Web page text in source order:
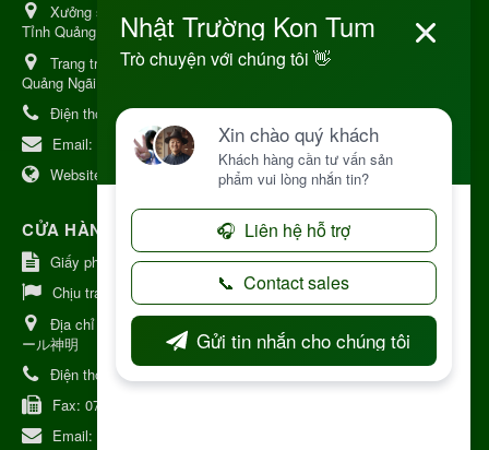
Xưởng sản xuất:
Tỉnh Quảng Ngải
Trang trại Dược Liệu Hữu Cơ:Khu 37 Hộ Xã Măng Đen Tỉnh
Quảng Ngãi
Điện thoại:+84 906968923
Email:
kinhdoanh@nhattruongkontum.com
Website:
https://www.nhattruongkontum.com
CỬA HÀNG GIỚI THIỆU TẠI NHẬT BẢN
Giấy phép số: 080-9475-1379
Chịu trách nhiệm:
MR THƯƠNG
Địa chỉ Nhật Bản:
日本 愛知県刈谷市神明町6丁目308番地 ファミ
ール神明
Điện thoại:080-9475-1379
Fax: 070-9178-7979
Email: